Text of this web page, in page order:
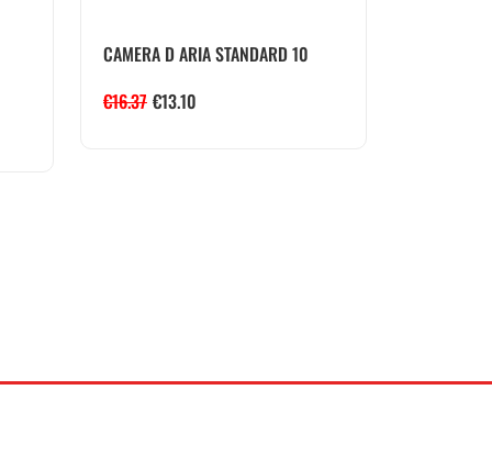
CAMERA D ARIA STANDARD 10
€16.37 €13.10